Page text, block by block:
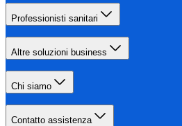
Professionisti sanitari
Altre soluzioni business
Chi siamo
Contatto assistenza